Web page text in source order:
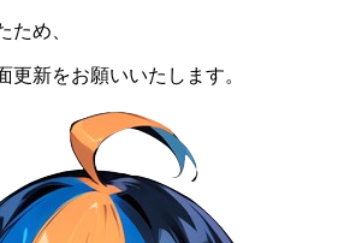
ため、
更新をお願いいたします。